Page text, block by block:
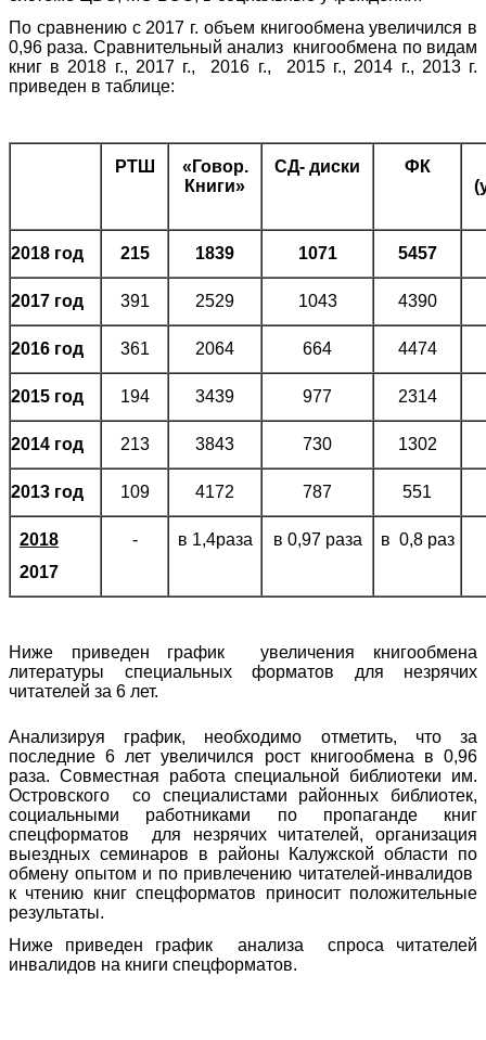
По сравнению с 2017 г. объем книгообмена увеличился в
0,96 раза. Сравнительный анализ книгообмена по видам
книг в 2018 г., 2017 г., 2016 г., 2015 г., 2014 г., 2013 г.
приведен в таблице:
РТШ
«Говор.
Книги»
СД- диски
ФК
(
2018 год 215 1839 1071 5457
2017 год 391 2529 1043 4390
2016 год 361 2064 664 4474
2015 год 194 3439 977 2314
2014 год 213 3843 730 1302
2013 год 109 4172 787 551
2018
2017
- в 1,4раза в 0,97 раза в 0,8 раз
Ниже приведен график увеличения книгообмена
литературы специальных форматов для незрячих
читателей за 6 лет.
Анализируя график, необходимо отметить, что за
последние 6 лет увеличился рост книгообмена в 0,96
раза. Совместная работа специальной библиотеки им.
Островского со специалистами районных библиотек,
социальными работниками по пропаганде книг
спецформатов для незрячих читателей, организация
выездных семинаров в районы Калужской области по
обмену опытом и по привлечению читателей-инвалидов
к чтению книг спецформатов приносит положительные
результаты.
Ниже приведен график анализа спроса читателей
инвалидов на книги спецформатов.